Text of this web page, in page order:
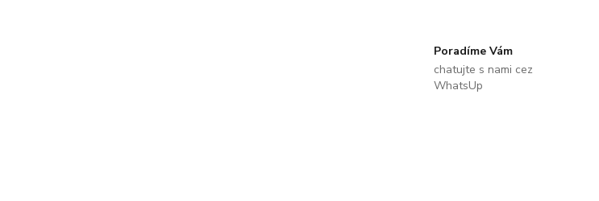
Poradíme Vám
chatujte s nami cez
WhatsUp